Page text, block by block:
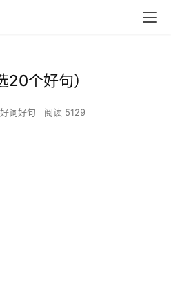
20个好句）
好词好句 阅读 5129